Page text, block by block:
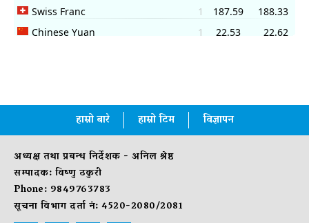
हाम्रो बारे हाम्रो टिम विज्ञापन
अध्यक्ष तथा प्रबन्ध निर्देशक - अनिल श्रेष्ठ
सम्पादक: विष्णु ठकुरी
Phone: 9849763783
सूचना विभाग दर्ता नं: 4520-2080/2081